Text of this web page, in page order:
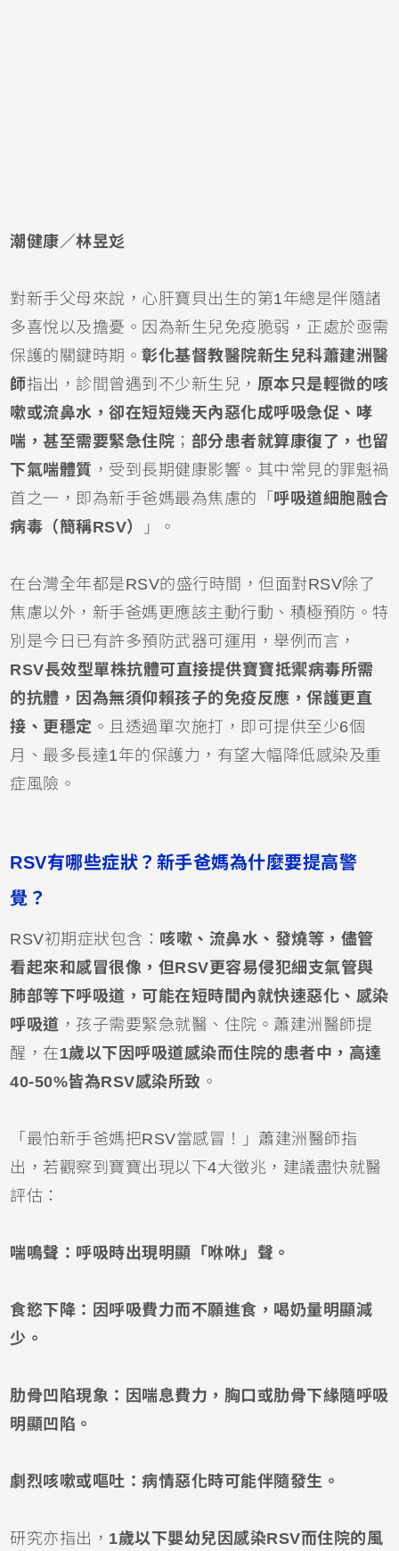
潮健康／林昱彣
對新手父母來說，心肝寶貝出生的第1年總是伴隨諸
多喜悅以及擔憂。因為新生兒免疫脆弱，正處於亟需
保護的關鍵時期。彰化基督教醫院新生兒科蕭建洲醫
師指出，診間曾遇到不少新生兒， 原本只是輕微的咳
嗽或流鼻水 ，卻在短短幾天內惡化成呼吸急促、哮
喘，甚至需要緊急住院 ； 部分患者就算康復了，也留
下氣喘體質 ，受到長期健康影響。其中常見的罪魁禍
首之一，即為新手爸媽最為焦慮的「 呼吸道細胞融合
病毒 （簡稱RSV） 」。
在台灣全年都是RSV的盛行時間，但面對RSV除了
焦慮以外，新手爸媽更應該主動行動、積極預防。特
別是今日已有許多預防武器可運用，舉例而言，
RSV長效型單株抗體可直接提供寶寶抵禦病毒所需
的抗體，因為無須仰賴孩子的免疫反應，保護更直
接、更穩定 。且透過單次施打，即可提供至少6個
月、最多長達1年的保護力，有望大幅降低感染及重
症風險。
RSV有哪些症狀？新手爸媽為什麼要提高警
覺？
RSV初期症狀包含： 咳嗽、流鼻水、 發燒等，儘管
看起來和感冒很像，但RSV更容易侵犯細支氣管與
肺部等下呼吸道，可能在短時間內就快速惡化、感染
呼吸道 ，孩子需要緊急就醫、住院。蕭建洲醫師提
醒，在1歲以下因 呼吸道感染而住院的患者中，高達
40-50%皆為RSV感染所致 。
「最怕新手爸媽把RSV當感冒！」蕭建洲醫師指
出，若觀察到寶寶出現以下4大徵兆，建議盡快就醫
評估：
喘鳴聲：呼吸時出現明顯「咻咻」聲。
食慾下降：因呼吸費力而不願進食，喝奶量明顯減
少。
肋骨凹陷現象：因喘息費力，胸口或肋骨下緣隨呼吸
明顯凹陷。
劇烈咳嗽或嘔吐：病情惡化時可能伴隨發生。
研究亦指出， 1歲以下嬰幼兒 因感染RSV而住院的風